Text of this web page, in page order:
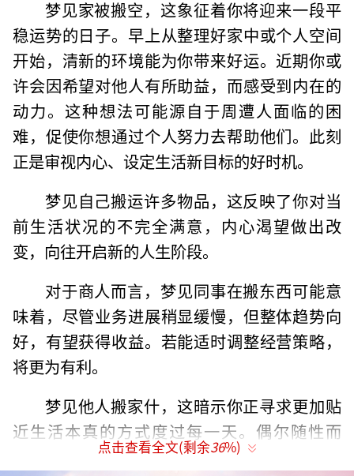
梦见家被搬空，这象征着你将迎来一段平
稳运势的日子。早上从整理好家中或个人空间
开始，清新的环境能为你带来好运。近期你或
许会因希望对他人有所助益，而感受到内在的
动力。这种想法可能源自于周遭人面临的困
难，促使你想通过个人努力去帮助他们。此刻
正是审视内心、设定生活新目标的好时机。
梦见自己搬运许多物品，这反映了你对当
前生活状况的不完全满意，内心渴望做出改
变，向往开启新的人生阶段。
对于商人而言，梦见同事在搬东西可能意
味着，尽管业务进展稍显缓慢，但整体趋势向
好，有望获得收益。若能适时调整经营策略，
将更为有利。
梦见他人搬家什，这暗示你正寻求更加贴
近生活本真的方式度过每一天。偶尔随性而
为，按照自己的心意享受生活，比如偷得浮生
点击查看全文(剩余36%)